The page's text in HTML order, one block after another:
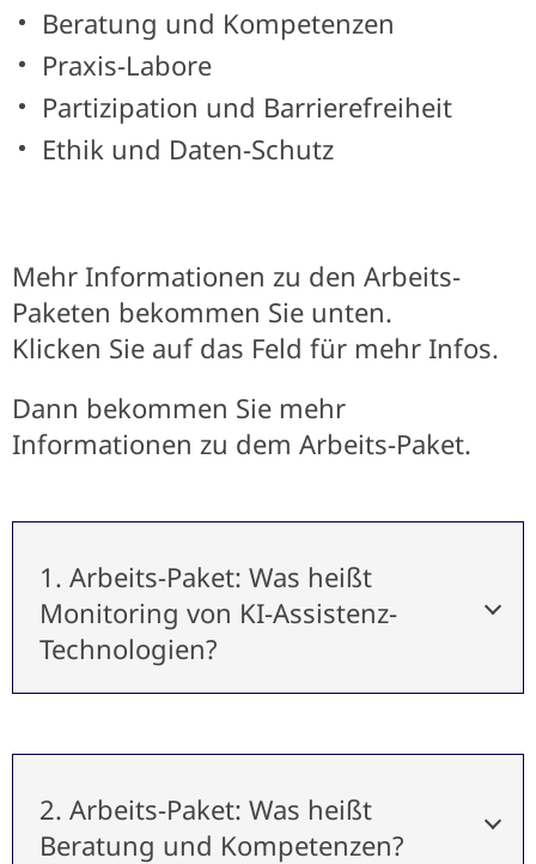
Beratung und Kompetenzen
Praxis-Labore
Partizipation und Barrierefreiheit
Ethik und Daten-Schutz
Mehr Informationen zu den Arbeits-
Paketen bekommen Sie unten.
Klicken Sie auf das Feld für mehr Infos.
Dann bekommen Sie mehr
Informationen zu dem Arbeits-Paket.
1. Arbeits-Paket: Was heißt
Monitoring von KI-Assistenz-
Technologien?
2. Arbeits-Paket: Was heißt
Beratung und Kompetenzen?